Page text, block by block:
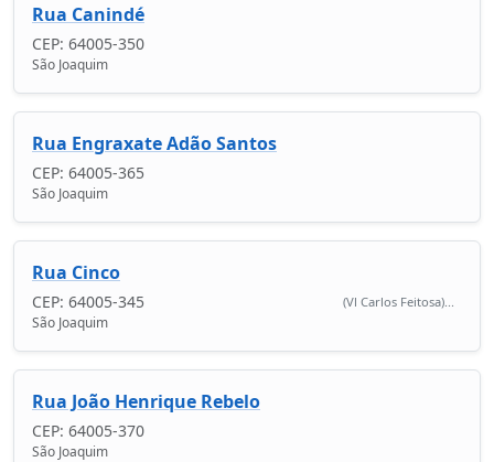
Rua Canindé
CEP: 64005-350
São Joaquim
Rua Engraxate Adão Santos
CEP: 64005-365
São Joaquim
Rua Cinco
CEP: 64005-345 (Vl Carlos Feitosa)...
São Joaquim
Rua João Henrique Rebelo
CEP: 64005-370
São Joaquim